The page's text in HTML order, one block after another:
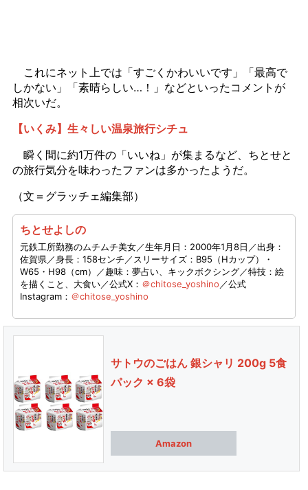
これにネット上では「すごくかわいいです」「最高で
しかない」「素晴らしい…！」などといったコメントが
相次いだ。
【いくみ】生々しい温泉旅行シチュ
瞬く間に約1万件の「いいね」が集まるなど、ちとせと
の旅行気分を味わったファンは多かったようだ。
（文＝グラッチェ編集部）
ちとせよしの
元鉄工所勤務のムチムチ美女／生年月日：2000年1月8日／出身：
佐賀県／身長：158センチ／スリーサイズ：B95（Hカップ）・
W65・H98（cm）／趣味：夢占い、キックボクシング／特技：絵
を描くこと、大食い／公式X： ＠chitose_yoshino ／公式
Instagram： ＠chitose_yoshino
サトウのごはん 銀シャリ 200g 5食
パック × 6袋
Amazon